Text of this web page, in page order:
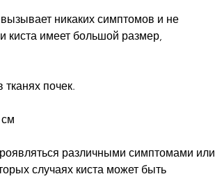
никаких симптомов и не
киста имеет большой размер,
почек.
различными симптомами или
случаях киста может быть